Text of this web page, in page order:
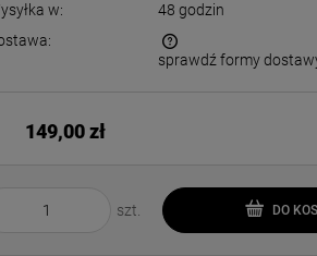
w:
48 godzin
sprawdź formy
149,00 zł
szt. DO